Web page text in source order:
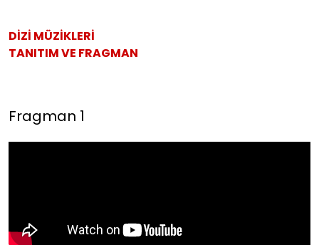
DİZİ MÜZİKLERİ
TANITIM VE FRAGMAN
Fragman 1